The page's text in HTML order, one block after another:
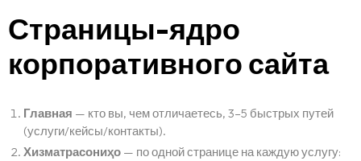
Страницы-ядро
корпоративного сайта
Главная — кто вы, чем отличаетесь, 3–5 быстрых путей
(услуги/кейсы/контакты).
Хизматрасониҳо— по одной странице на каждую услугу: